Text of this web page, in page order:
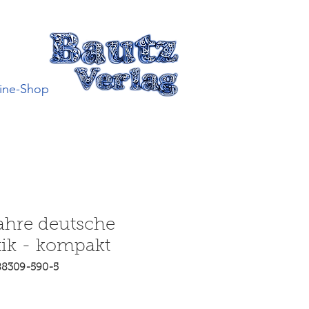
Shop
deutsche
- kompakt
590-5